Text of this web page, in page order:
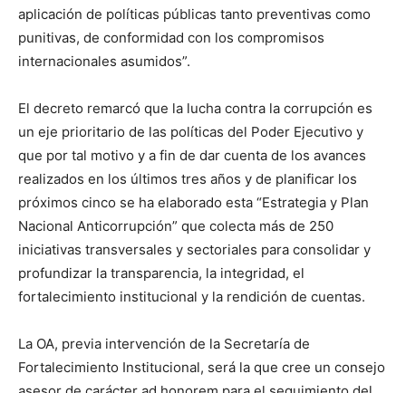
aplicación de políticas públicas tanto preventivas como
punitivas, de conformidad con los compromisos
internacionales asumidos”.
El decreto remarcó que la lucha contra la corrupción es
un eje prioritario de las políticas del Poder Ejecutivo y
que por tal motivo y a fin de dar cuenta de los avances
realizados en los últimos tres años y de planificar los
próximos cinco se ha elaborado esta “Estrategia y Plan
Nacional Anticorrupción” que colecta más de 250
iniciativas transversales y sectoriales para consolidar y
profundizar la transparencia, la integridad, el
fortalecimiento institucional y la rendición de cuentas.
La OA, previa intervención de la Secretaría de
Fortalecimiento Institucional, será la que cree un consejo